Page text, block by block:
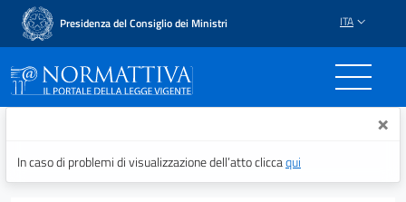
Presidenza del Consiglio dei Ministri ITA
Normattiva - Il portale ×
In caso di problemi di visualizzazione dell’atto cliccaqui